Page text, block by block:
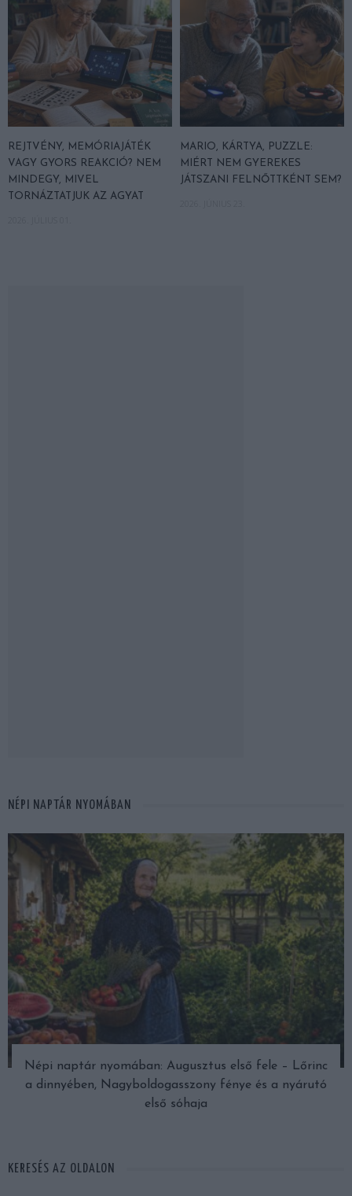
REJTVÉNY, MEMÓRIAJÁTÉK
VAGY GYORS REAKCIÓ? NEM
MINDEGY, MIVEL
TORNÁZTATJUK AZ AGYAT
MARIO, KÁRTYA, PUZZLE:
MIÉRT NEM GYEREKES
JÁTSZANI FELNŐTTKÉNT SEM?
NÉPI NAPTÁR NYOMÁBAN
Népi naptár nyomában: Augusztus első fele – Lőrinc
a dinnyében, Nagyboldogasszony fénye és a nyárutó
első sóhaja
KERESÉS AZ OLDALON